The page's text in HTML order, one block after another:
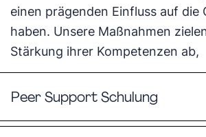
einen prägenden Einfluss auf die
haben. Unsere Maßnahmen
Stärkung ihrer Kompetenzen ab,
Peer Support Schulung